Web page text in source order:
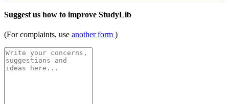
Suggest us how to improve StudyLib
(For complaints, use another form )